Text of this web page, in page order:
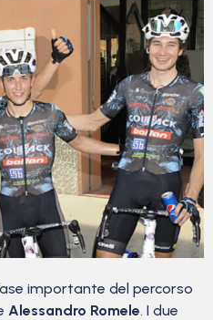
importante del percorso
Alessandro Romele. I due